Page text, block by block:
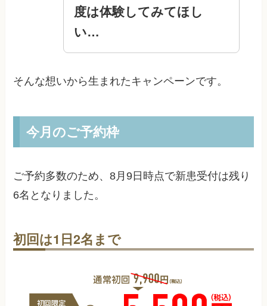
度は体験してみてほし
い…
そんな想いから生まれたキャンペーンです。
今月のご予約枠
ご予約多数のため、8月9日 時点で新患受付は残り
6名となりました。
初回は1日2名まで